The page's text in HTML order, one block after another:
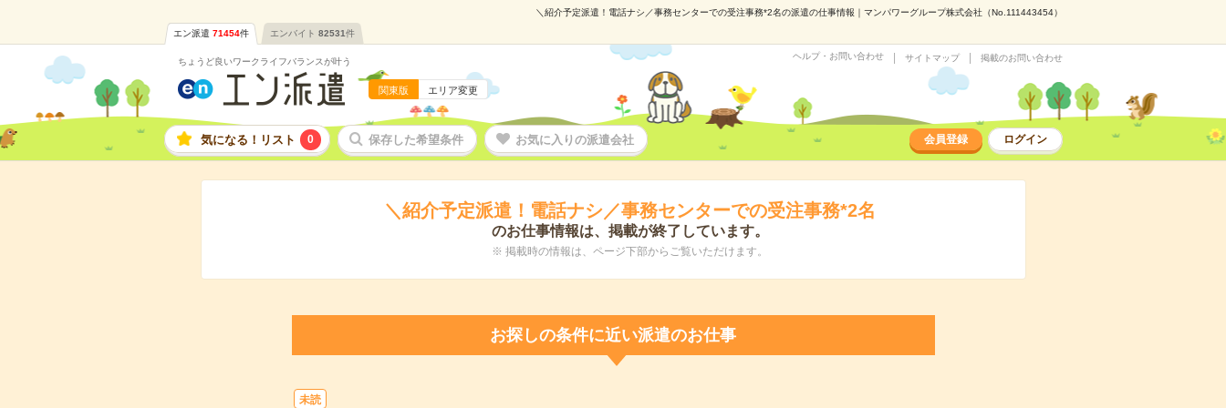
＼紹介予定派遣！電話ナシ／事務センターでの受注事務*2名の派遣の仕事情報｜マンパワーグループ株式会社（No.111443454）
エン派遣 71454件 エンバイト 82531件
ちょうど良いワークライフバランスが叶う
関東版 エリア変更
ヘルプ・お問い合わせ サイトマップ 掲載のお問い合わせ
気になる！リスト 0 保存した希望条件 お気に入りの派遣会社 会員登録 ログイン
＼紹介予定派遣！電話ナシ／事務センターでの受注事務*2名
のお仕事情報は、掲載が終了しています。
※ 掲載時の情報は、ページ下部からご覧いただけます。
お探しの条件に近い派遣のお仕事
未読